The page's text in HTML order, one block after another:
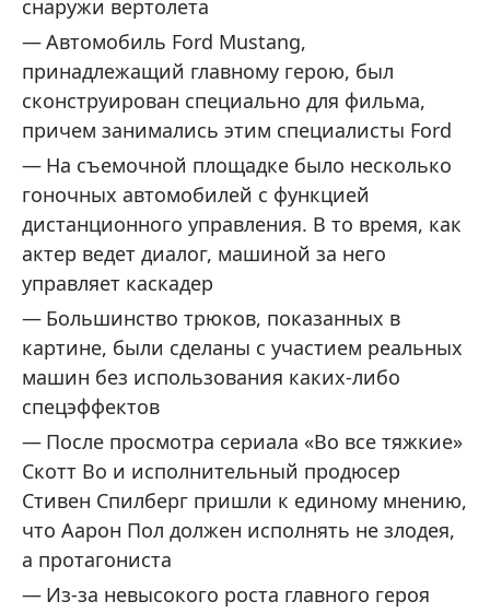
снаружи вертолета
Автомобиль Ford Mustang,
принадлежащий главному герою, был
сконструирован специально для фильма,
причем занимались этим специалисты Ford
На съемочной площадке было несколько
гоночных автомобилей с функцией
дистанционного управления. В то время, как
актер ведет диалог, машиной за него
управляет каскадер
Большинство трюков, показанных в
картине, были сделаны с участием реальных
машин без использования каких-либо
спецэффектов
После просмотра сериала «Во все тяжкие»
Скотт Во и исполнительный продюсер
Стивен Спилберг пришли к единому мнению,
что Аарон Пол должен исполнять не злодея,
а протагониста
Из-за невысокого роста главного героя